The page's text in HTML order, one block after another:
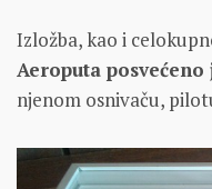
Izložba, kao i
Aeroputa
njenom osnivaču,